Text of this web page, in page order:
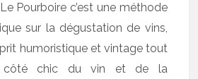
Pourboire c’est une méthode
sur la dégustation de vins,
humoristique et vintage tout
côté chic du vin et de la